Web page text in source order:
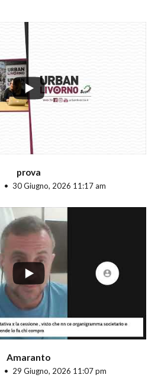
prova
30 Giugno, 2026 11:17 am
Amaranto
29 Giugno, 2026 11:07 pm